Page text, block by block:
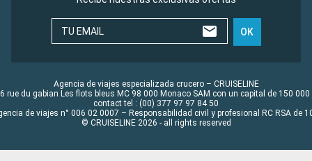
TU EMAIL OK
Agencia de viajes especializada crucero – CRUISELINE
rue du gabian Les flots bleus MC 98 000 Monaco SAM con un capital de 150 000
contact tel : (00) 377 97 97 84 50
de viajes n° 006 02 0007 – Responsabilidad civil y profesional RC RSA de
© CRUISELINE 2026 - all rights reserved